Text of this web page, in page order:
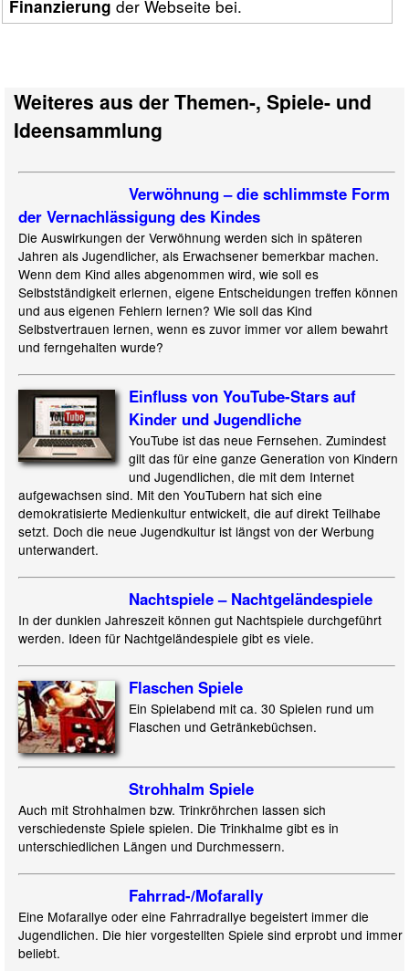
Finanzierung der Webseite bei.
Weiteres aus der Themen-, Spiele- und
Ideensammlung
Verwöhnung – die schlimmste Form
der Vernachlässigung des Kindes
Die Auswirkungen der Verwöhnung werden sich in späteren
Jahren als Jugendlicher, als Erwachsener bemerkbar machen.
Wenn dem Kind alles abgenommen wird, wie soll es
Selbstständigkeit erlernen, eigene Entscheidungen treffen können
und aus eigenen Fehlern lernen? Wie soll das Kind
Selbstvertrauen lernen, wenn es zuvor immer vor allem bewahrt
und ferngehalten wurde?
Einfluss von YouTube-Stars auf
Kinder und Jugendliche
YouTube ist das neue Fernsehen. Zumindest
gilt das für eine ganze Generation von Kindern
und Jugendlichen, die mit dem Internet
aufgewachsen sind. Mit den YouTubern hat sich eine
demokratisierte Medienkultur entwickelt, die auf direkt Teilhabe
setzt. Doch die neue Jugendkultur ist längst von der Werbung
unterwandert.
Nachtspiele – Nachtgeländespiele
In der dunklen Jahreszeit können gut Nachtspiele durchgeführt
werden. Ideen für Nachtgeländespiele gibt es viele.
Flaschen Spiele
Ein Spielabend mit ca. 30 Spielen rund um
Flaschen und Getränkebüchsen.
Strohhalm Spiele
Auch mit Strohhalmen bzw. Trinkröhrchen lassen sich
verschiedenste Spiele spielen. Die Trinkhalme gibt es in
unterschiedlichen Längen und Durchmessern.
Fahrrad-/Mofarally
Eine Mofarallye oder eine Fahrradrallye begeistert immer die
Jugendlichen. Die hier vorgestellten Spiele sind erprobt und immer
beliebt.